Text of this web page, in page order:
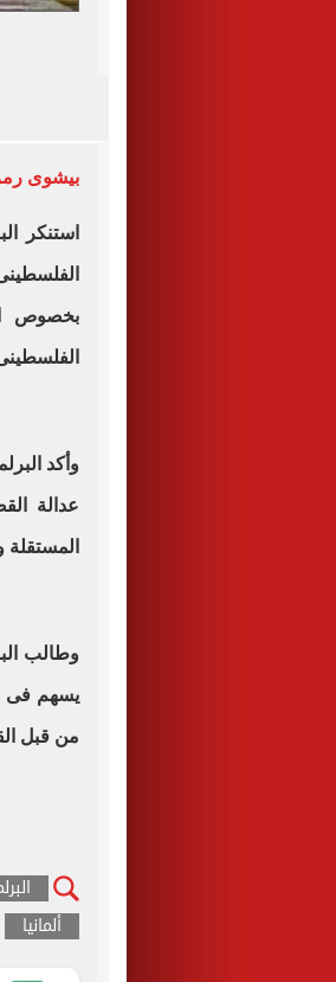
بيشوى
استنكر
بخصوص
وأكد
عدالة
وطالب
يسهم فى
من قبل
ألمانيا